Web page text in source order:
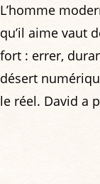
L’homme
qu’il aime vaut
fort : errer,
désert
le réel. David a